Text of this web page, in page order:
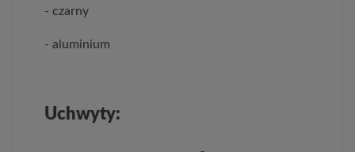
- czarny
- aluminium
Uchwyty: